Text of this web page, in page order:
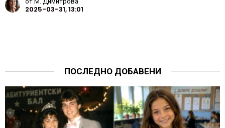
2025-03-31, 13:01
ПОСЛЕДНО ДОБАВЕНИ